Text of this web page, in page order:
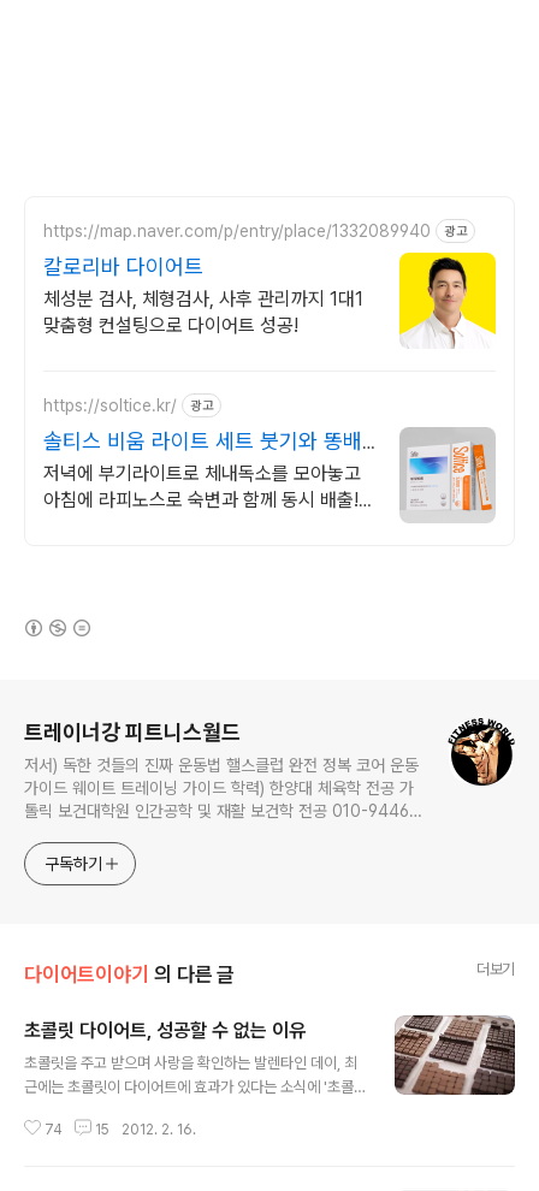
https://map.naver.com/p/entry/place/1332089940 광고
칼로리바 다이어트
체성분 검사, 체형검사, 사후 관리까지 1대1
맞춤형 컨설팅으로 다이어트 성공!
https://soltice.kr/ 광고
솔티스 비움 라이트 세트 붓기와 똥배
고민? 클릭!
저녁에 부기라이트로 체내독소를 모아놓고
아침에 라피노스로 숙변과 함께 동시 배출!
트레이너강 피트니스월드
저서) 독한 것들의 진짜 운동법 핼스클럽 완전 정복 코어 운동
가이드 웨이트 트레이닝 가이드 학력) 한양대 체육학 전공 가
톨릭 보건대학원 인간공학 및 재활 보건학 전공 010-9446-
구독하기
다이어트이야기 의 다른 글 더보기
초콜릿 다이어트, 성공할 수 없는 이유
초콜릿을 주고 받으며 사랑을 확인하는 발렌타인 데이, 최
근에는 초콜릿이 다이어트에 효과가 있다는 소식에 '초콜
오에 함유된 폴리페놀 성분이 체내의 지방흡수를 막아주고
74 15 2012. 2. 16.